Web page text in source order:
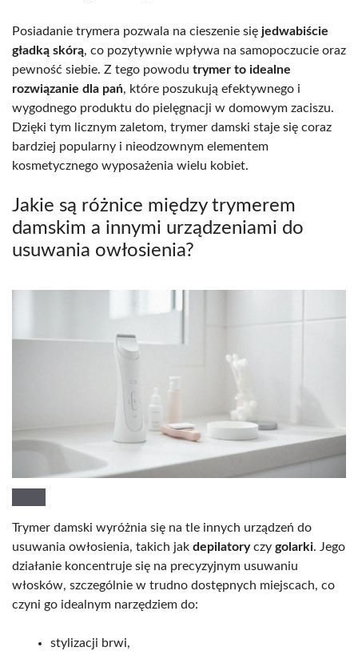
Posiadanie trymera pozwala na cieszenie się jedwabiście
gładką skórą, co pozytywnie wpływa na samopoczucie oraz
pewność siebie. Z tego powodu trymer to idealne
rozwiązanie dla pań, które poszukują efektywnego i
wygodnego produktu do pielęgnacji w domowym zaciszu.
Dzięki tym licznym zaletom, trymer damski staje się coraz
bardziej popularny i nieodzownym elementem
kosmetycznego wyposażenia wielu kobiet.
Jakie są różnice między trymerem
damskim a innymi urządzeniami do
usuwania owłosienia?
Trymer damski wyróżnia się na tle innych urządzeń do
usuwania owłosienia, takich jak depilatoryczy golarki. Jego
działanie koncentruje się na precyzyjnym usuwaniu
włosków, szczególnie w trudno dostępnych miejscach, co
czyni go idealnym narzędziem do:
stylizacji brwi,